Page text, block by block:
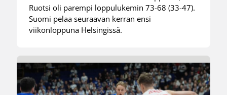
Ruotsi oli parempi loppulukemin 73-68 (33-47).
Suomi pelaa seuraavan kerran ensi
viikonloppuna Helsingissä.